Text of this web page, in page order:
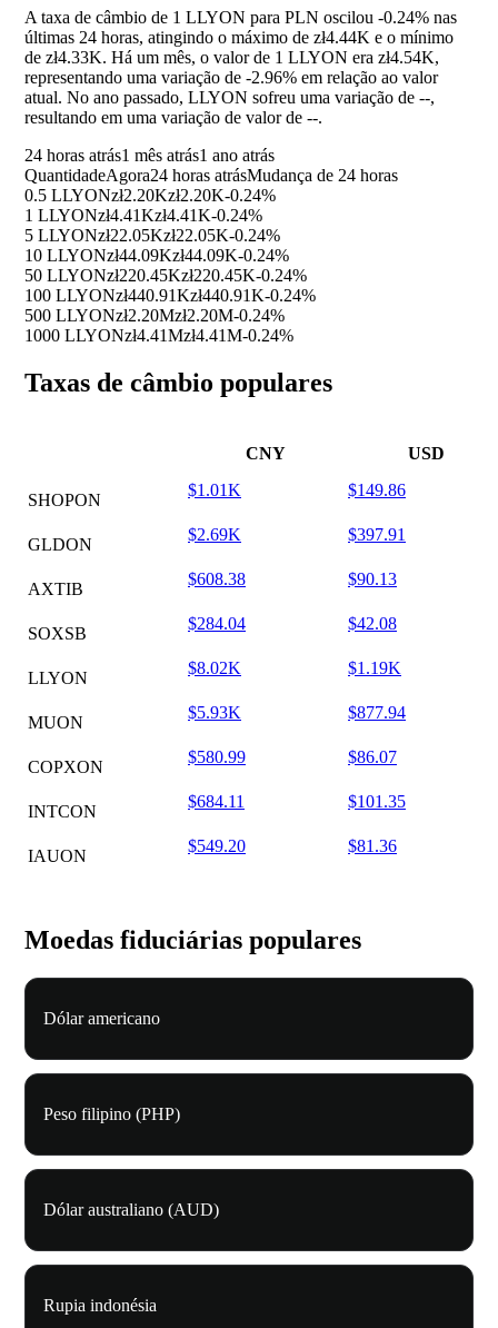
A taxa de câmbio de 1 LLYON para PLN oscilou -0.24% nas
últimas 24 horas, atingindo o máximo de zł4.44K e o mínimo
de zł4.33K. Há um mês, o valor de 1 LLYON era zł4.54K,
representando uma variação de -2.96% em relação ao valor
atual. No ano passado, LLYON sofreu uma variação de --,
resultando em uma variação de valor de --.
24 horas atrás1 mês atrás1 ano atrás
QuantidadeAgora24 horas atrásMudança de 24 horas
0.5 LLYONzł2.20Kzł2.20K-0.24%
1 LLYONzł4.41Kzł4.41K-0.24%
5 LLYONzł22.05Kzł22.05K-0.24%
10 LLYONzł44.09Kzł44.09K-0.24%
50 LLYONzł220.45Kzł220.45K-0.24%
100 LLYONzł440.91Kzł440.91K-0.24%
500 LLYONzł2.20Mzł2.20M-0.24%
1000 LLYONzł4.41Mzł4.41M-0.24%
Taxas de câmbio populares
CNY USD
SHOPON
$1.01K $149.86
GLDON
$2.69K $397.91
AXTIB
$608.38 $90.13
SOXSB
$284.04 $42.08
LLYON
$8.02K $1.19K
MUON
$5.93K $877.94
COPXON
$580.99 $86.07
INTCON
$684.11 $101.35
IAUON
$549.20 $81.36
Moedas fiduciárias populares
Dólar americano
Peso filipino (PHP)
Dólar australiano (AUD)
Rupia indonésia